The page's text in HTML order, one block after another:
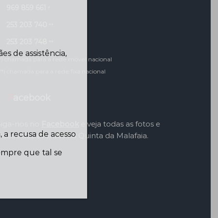
(*) chamada para a rede móvel nacional
(**) chamada para a rede fixa nacional
e veja todas as fotos e
dos eventos na Quinta da Malafaia.
de assistência,
recusa de acesso
que tal se